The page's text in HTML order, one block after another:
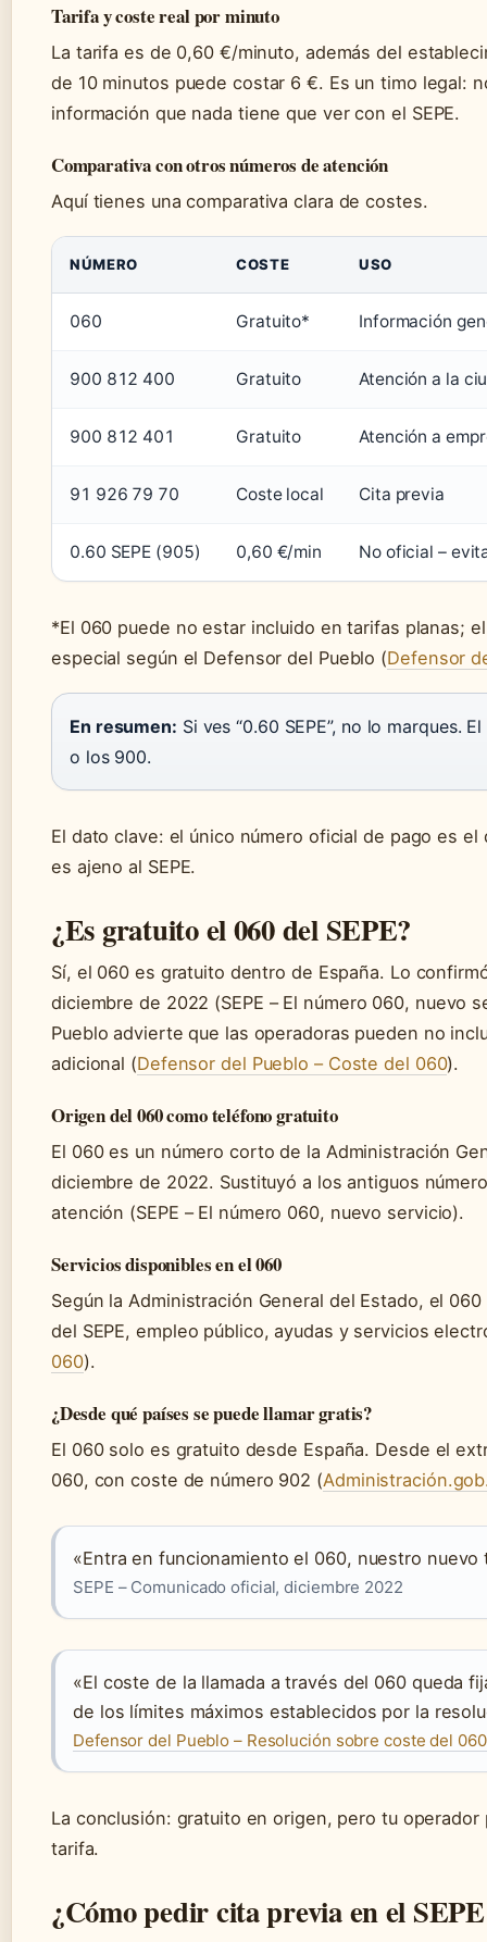
Tarifa y coste real por minuto
La tarifa es de 0,60 €/minuto, además del
de 10 minutos puede costar 6 €. Es un timo legal:
información que nada tiene que ver con el SEPE.
Comparativa con otros números de atención
Aquí tienes una comparativa clara de costes.
Comparativa de costes entre números del SEPE
NÚMERO COSTE USO
060 Gratuito* Información
900 812 400 Gratuito Atención a la
900 812 401 Gratuito Atención a
91 926 79 70 Coste local Cita previa
0.60 SEPE (905) 0,60 €/min No oficial –
*El 060 puede no estar incluido en tarifas planas;
especial según el Defensor del Pueblo (Defensor
En resumen: Si ves “0.60 SEPE”, no lo marques.
o los 900.
El dato clave: el único número oficial de pago es
es ajeno al SEPE.
¿Es gratuito el 060 del SEPE?
Sí, el 060 es gratuito dentro de España. Lo
diciembre de 2022 (SEPE – El número 060, nuevo
Pueblo advierte que las operadoras pueden no
adicional (Defensor del Pueblo – Coste del 060).
Origen del 060 como teléfono gratuito
El 060 es un número corto de la Administración
diciembre de 2022. Sustituyó a los antiguos
atención (SEPE – El número 060, nuevo servicio).
Servicios disponibles en el 060
Según la Administración General del Estado, el
del SEPE, empleo público, ayudas y servicios
060).
¿Desde qué países se puede llamar gratis?
El 060 solo es gratuito desde España. Desde el
060, con coste de número 902 (
«Entra en funcionamiento el 060, nuestro
SEPE – Comunicado oficial, diciembre 2022
«El coste de la llamada a través del 060 queda
de los límites máximos establecidos por la
Defensor del Pueblo – Resolución sobre coste del 060
La conclusión: gratuito en origen, pero tu
tarifa.
¿Cómo pedir cita previa en el